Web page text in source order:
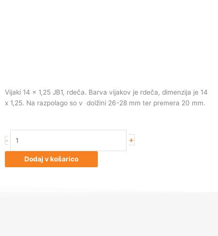
Vijaki 14 x 1,25 JB1, rdeča. Barva vijakov je rdeča, dimenzija je 14
x 1,25. Na razpolago so v dolžini 26-28 mm ter premera 20 mm.
-
1,25
+
Dodaj v košarico